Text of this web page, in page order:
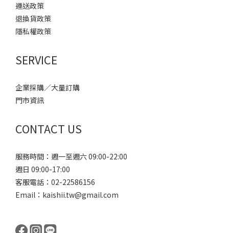
運送政策
退換貨政策
隱私權政策
SERVICE
企業採購／大量訂購
門市資訊
CONTACT US
服務時間：週一至週六 09:00-22:00
週日 09:00-17:00
客服電話： 02-22586156
Email：kaishii.tw@gmail.com